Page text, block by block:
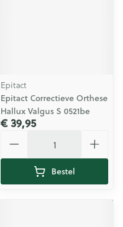
Epitact
Epitact Correctieve Orthese
Hallux Valgus S 0521be
€ 39,95
Bestel